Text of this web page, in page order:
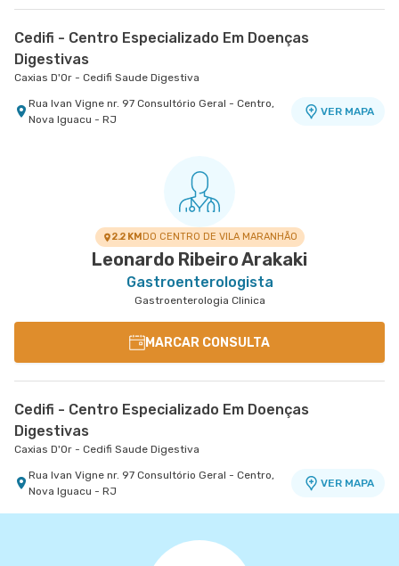
Cedifi - Centro Especializado Em Doenças
Digestivas
Caxias D'Or - Cedifi Saude Digestiva
Rua Ivan Vigne nr. 97 Consultório Geral - Centro,
Nova Iguacu - RJ
VER MAPA
2.2 KMDO CENTRO DE VILA MARANHÃO
Leonardo Ribeiro Arakaki
Gastroenterologista
Gastroenterologia Clinica
MARCAR CONSULTA
Cedifi - Centro Especializado Em Doenças
Digestivas
Caxias D'Or - Cedifi Saude Digestiva
Rua Ivan Vigne nr. 97 Consultório Geral - Centro,
Nova Iguacu - RJ
VER MAPA